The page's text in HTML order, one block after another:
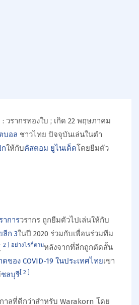
: วรากรทองใบ ; เกิด 22 พฤษภาคม
บอล ชาวไทย ปัจจุบันเล่นในตำ
ให้กับคัสตอม ยูไนเต็ดโดยยืมตัว
าการวรากร ถูกยืมตัวไปเล่นให้กับ
ลีก 3ในปี 2020 ร่วมกับเพื่อนร่วมทีม
[ 2 อย่างไรก็ตามหลังจากที่ลีกถูกตัดสั้น
ดของ COVID-19 ในประเทศไทยเขา
ชลบุรี 2
าลที่ดีกว่าสำหรับ Warakorn โดย